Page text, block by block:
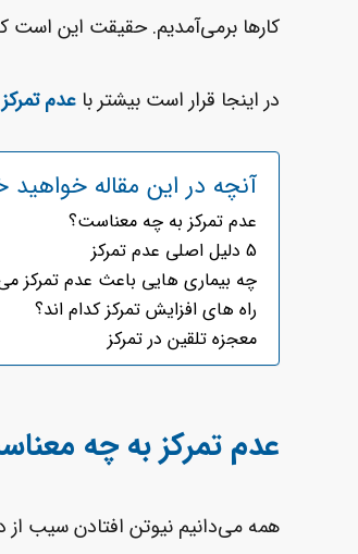
کارها برمی‌آمدیم. حقیقت این است که
در اینجا قرار است بیشتر با عدم تمرکز
آنچه در این مقاله خواهید
عدم تمرکز به چه معناست؟
5 دلیل اصلی عدم تمرکز
چه بیماری ­هایی باعث عدم تمرکز
راه های افزایش تمرکز کدام اند؟
معجزه تلقین در تمرکز
عدم تمرکز به چه
همه می‌دانیم نیوتن افتادن سیب